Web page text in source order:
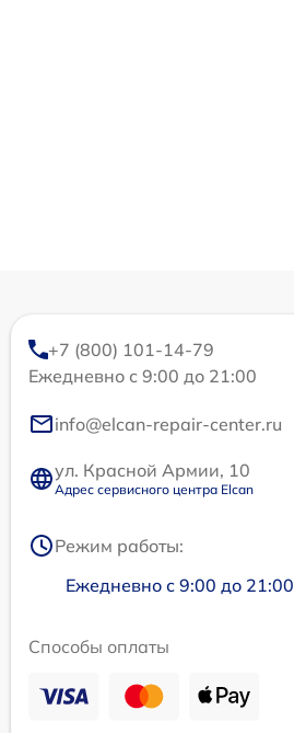
+7 (800) 101-14-79
Ежедневно с 9:00 до 21:00
info@elcan-repair-center.ru
ул. Красной Армии, 10
Адрес сервисного центра Elcan
Режим работы:
Ежедневно с 9:00 до 21:00
Способы оплаты